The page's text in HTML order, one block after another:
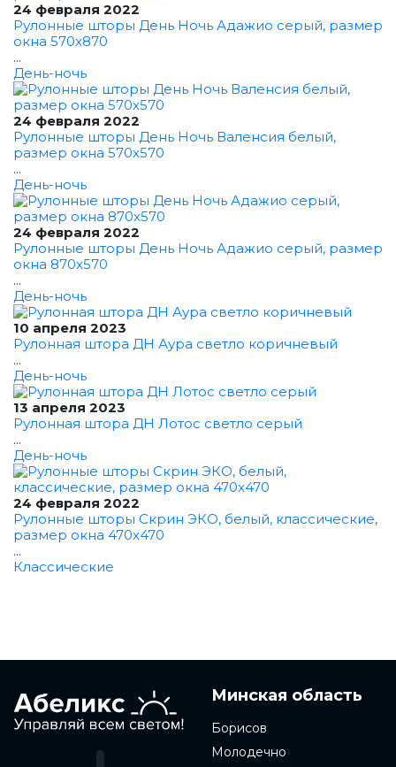
24 февраля 2022
Рулонные шторы День Ночь Адажио серый, размер
окна 570x870
...
День-ночь
24 февраля 2022
Рулонные шторы День Ночь Валенсия белый,
размер окна 570x570
...
День-ночь
24 февраля 2022
Рулонные шторы День Ночь Адажио серый, размер
окна 870x570
...
День-ночь
10 апреля 2023
Рулонная штора ДН Аура светло коричневый
...
День-ночь
13 апреля 2023
Рулонная штора ДН Лотос светло серый
...
День-ночь
24 февраля 2022
Рулонные шторы Скрин ЭКО, белый, классические,
размер окна 470x470
...
Классические
Минская область
Борисов
Молодечно